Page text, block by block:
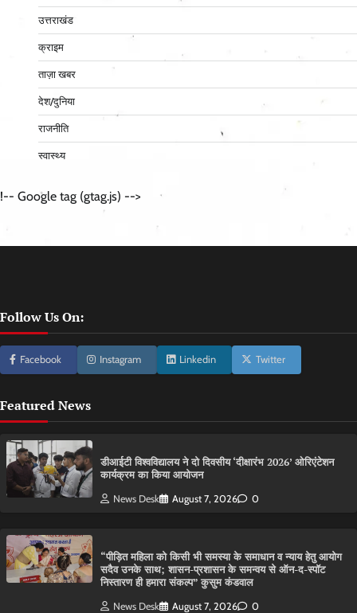
उत्तराखंड
क्राइम
ताज़ा खबर
देश/दुनिया
राजनीति
स्वास्थ्य
!-- Google tag (gtag.js) -->
Follow Us On:
Facebook Instagram Linkedin Twitter
Featured News
डीआईटी विश्वविद्यालय ने दो दिवसीय ‘दीक्षारंभ 2026’ ओरिएंटेशन
कार्यक्रम का किया आयोजन
News Desk August 7, 2026 0
“पीड़ित महिला को किसी भी समस्या के समाधान व न्याय हेतु आयोग
सदैव उनके साथ; शासन-प्रशासन के समन्वय से ऑन-द-स्पॉट
निस्तारण ही हमारा संकल्प” कुसुम कंडवाल
News Desk August 7, 2026 0